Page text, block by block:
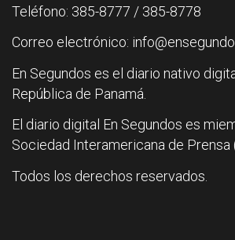
Teléfono: 385-8777 / 385-8778
Correo electrónico:
En Segundos es el diario nativo
República de Panamá.
El diario digital En Segundos es
Sociedad Interamericana de Prensa
Todos los derechos reservados.